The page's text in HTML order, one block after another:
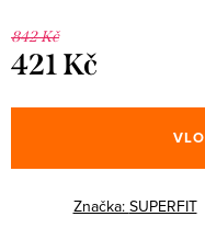
842 Kč
421 Kč
cena:
Značka: SUPERFIT